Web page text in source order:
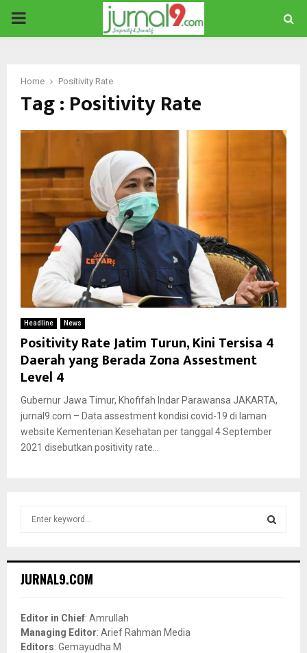
PRIMARY
Home Positivity Rate
Tag : Positivity Rate
Headline News
Positivity Rate Jatim Turun, Kini Tersisa 4
Daerah yang Berada Zona Assestment
Level 4
Gubernur Jawa Timur, Khofifah Indar Parawansa JAKARTA,
jurnal9.com – Data assestment kondisi covid-19 di laman
website Kementerian Kesehatan per tanggal 4 September
2021 disebutkan positivity rate...
h
o
r
:
JURNAL9.COM
Editor in Chief: Amrullah
Managing Editor: Arief Rahman Media
Editors: Gemayudha M